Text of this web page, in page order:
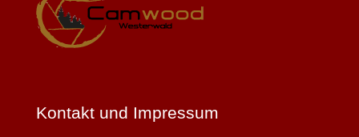
Kontakt und Impressum